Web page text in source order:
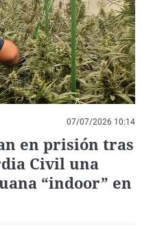
La rosa de los vientos
Gente viajera
Como el perro y el
Caso
Retornados
Equipo de
Operación Viuda
Extremadura
Galicia
La Rioja
Navarra
País Vasco
Virales
Televisión
Elecciones
07/07/2026 10:14
en prisión tras
Civil una
“indoor” en